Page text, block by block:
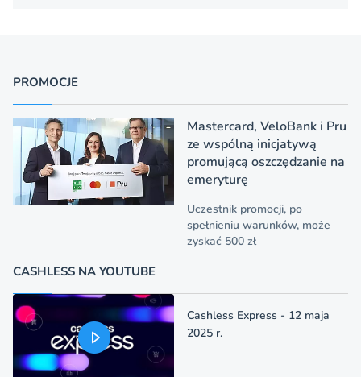
PROMOCJE
Mastercard, VeloBank i Pru
ze wspólną inicjatywą
promującą oszczędzanie na
emeryturę
Uczestnik promocji, po
spełnieniu warunków, może
zyskać 500 zł
CASHLESS NA YOUTUBE
Cashless Express - 12 maja
2025 r.